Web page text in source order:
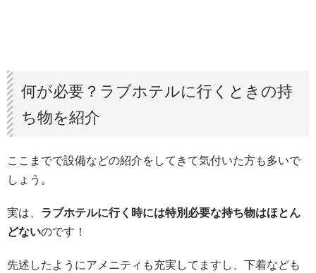
何が必要？ラブホテルに行くときの持
ち物を紹介
ここまでで設備などの紹介をしてきて気付いた方も多いで
しょう。
実は、 ラブホテルに行く時には特別必要な持ち物はほとん
どないのです！
先述したようにアメニティも充実してますし、下着なども